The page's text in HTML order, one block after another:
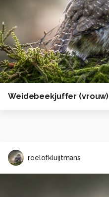
Weidebeekjuffer (vrouw)
roelofkluijtmans